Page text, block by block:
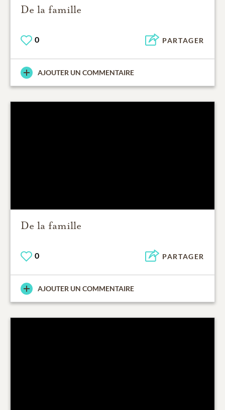
De la famille
0 PARTAGER
AJOUTER UN COMMENTAIRE
De la famille
0 PARTAGER
AJOUTER UN COMMENTAIRE